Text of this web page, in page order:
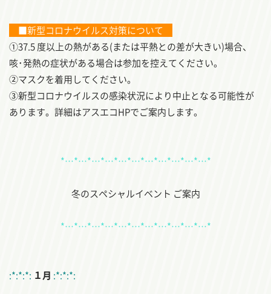
■新型コロナウイルス対策について
①37.5 度以上の熱がある(または平熱との差が大きい)場合、
咳･発熱の症状がある場合は参加を控えてください。
②マスクを着用してください。
③新型コロナウイルスの感染状況により中止となる可能性が
あります。詳細はアスエコHPでご案内します。
*…*…*…*…*…*…*…*…*…*…*…*
冬のスペシャルイベント ご案内
*…*…*…*…*…*…*…*…*…*…*…*
:*:*:*: １月 :*:*:*: